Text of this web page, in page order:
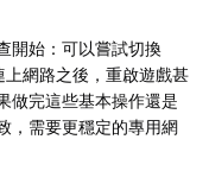
開始：可以嘗試切換
網路之後，重啟遊戲甚
做完這些基本操作還是
，需要更穩定的專用網